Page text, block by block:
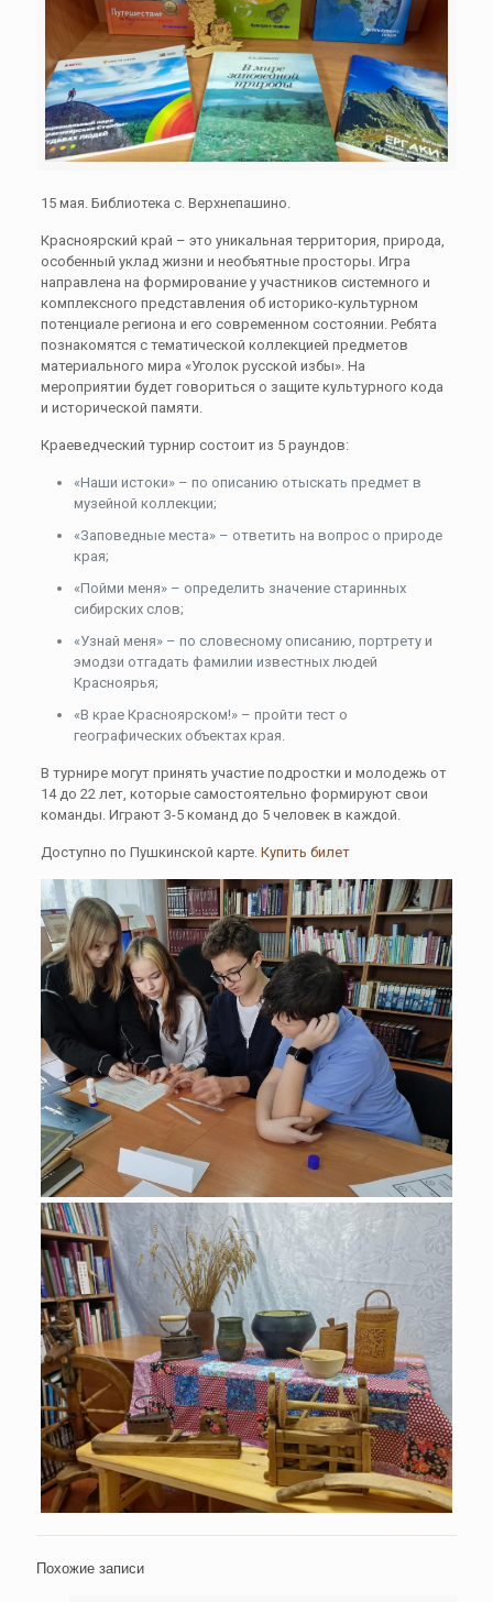
15 мая. Библиотека с. Верхнепашино.
Красноярский край – это уникальная территория, природа,
особенный уклад жизни и необъятные просторы. Игра
направлена на формирование у участников системного и
комплексного представления об историко-культурном
потенциале региона и его современном состоянии. Ребята
познакомятся с тематической коллекцией предметов
материального мира «Уголок русской избы». На
мероприятии будет говориться о защите культурного кода
и исторической памяти.
Краеведческий турнир состоит из 5 раундов:
«Наши истоки» – по описанию отыскать предмет в
музейной коллекции;
«Заповедные места» – ответить на вопрос о природе
края;
«Пойми меня» – определить значение старинных
сибирских слов;
«Узнай меня» – по словесному описанию, портрету и
эмодзи отгадать фамилии известных людей
Красноярья;
«В крае Красноярском!» – пройти тест о
географических объектах края.
В турнире могут принять участие подростки и молодежь от
14 до 22 лет, которые самостоятельно формируют свои
команды. Играют 3-5 команд до 5 человек в каждой.
Доступно по Пушкинской карте. Купить билет
Похожие записи